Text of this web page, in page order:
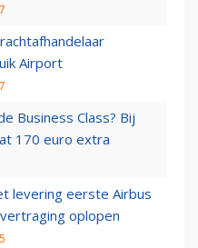
Airport
Business Class? Bij
170 euro extra
levering eerste Airbus
oplopen